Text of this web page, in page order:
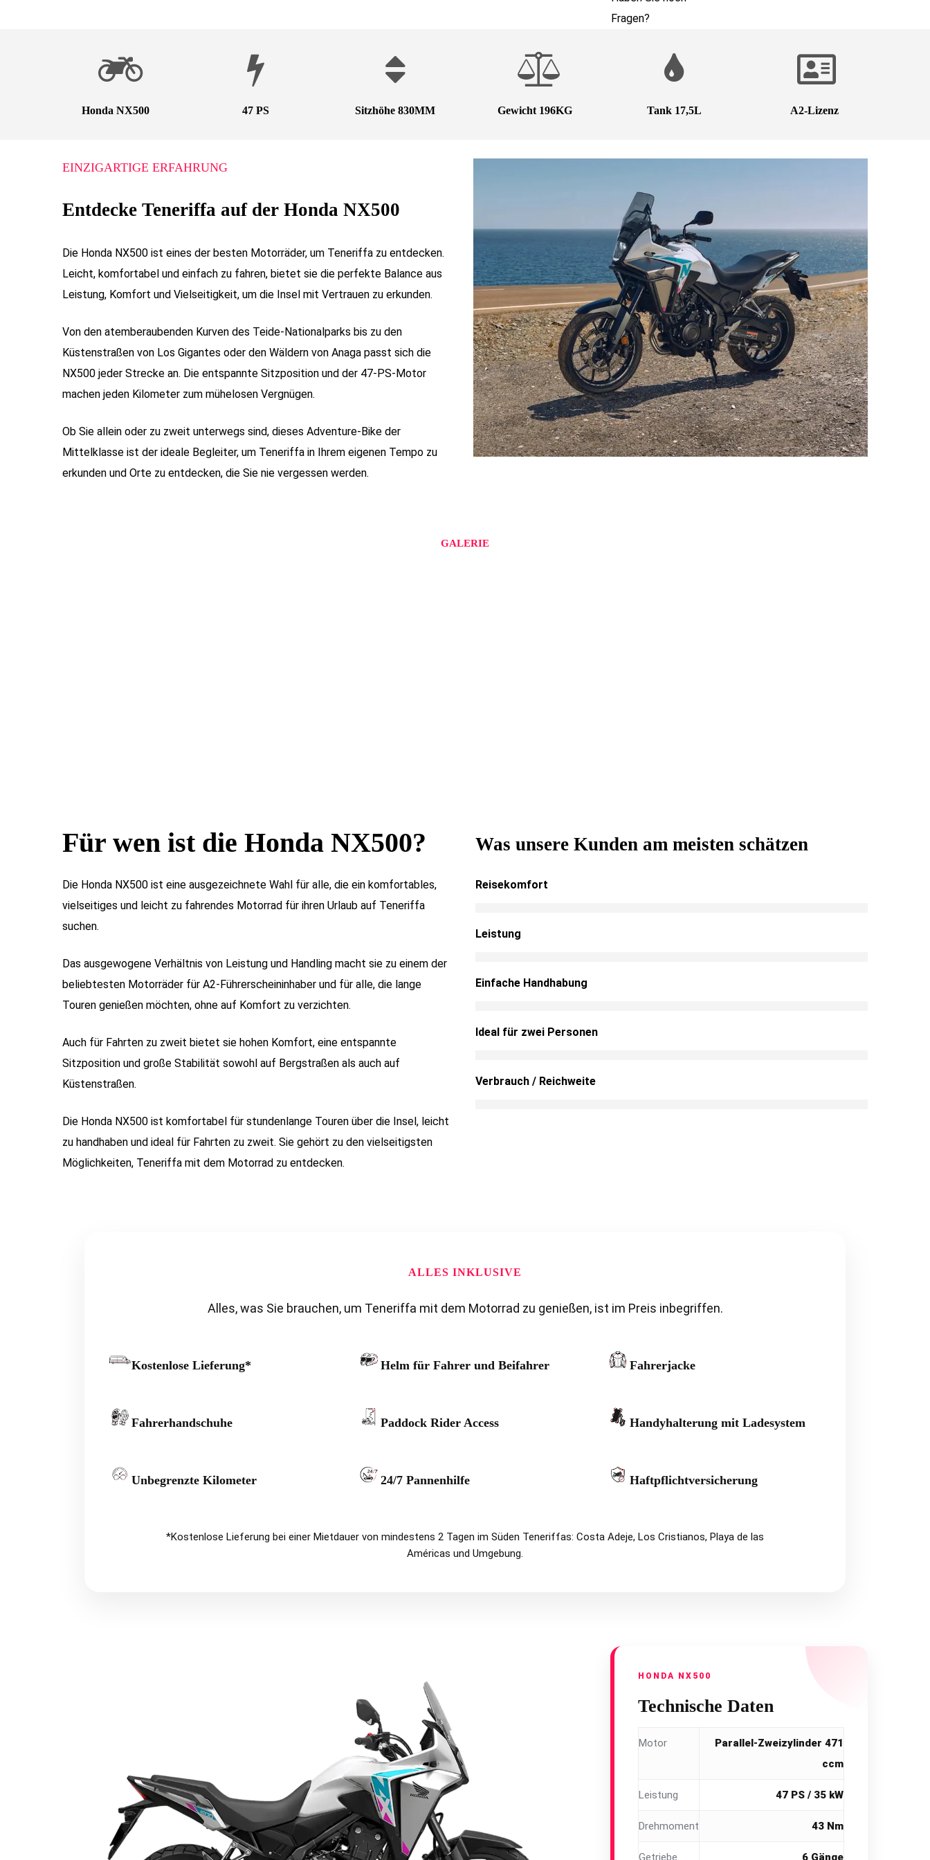
Fragen?
Honda NX500 47 PS Sitzhöhe 830MM Gewicht 196KG Tank 17,5L A2-Lizenz
EINZIGARTIGE ERFAHRUNG
Entdecke Teneriffa auf der Honda NX500
Die Honda NX500 ist eines der besten Motorräder, um Teneriffa zu entdecken.
Leicht, komfortabel und einfach zu fahren, bietet sie die perfekte Balance aus
Leistung, Komfort und Vielseitigkeit, um die Insel mit Vertrauen zu erkunden.
Von den atemberaubenden Kurven des Teide-Nationalparks bis zu den
Küstenstraßen von Los Gigantes oder den Wäldern von Anaga passt sich die
NX500 jeder Strecke an. Die entspannte Sitzposition und der 47-PS-Motor
machen jeden Kilometer zum mühelosen Vergnügen.
Ob Sie allein oder zu zweit unterwegs sind, dieses Adventure-Bike der
Mittelklasse ist der ideale Begleiter, um Teneriffa in Ihrem eigenen Tempo zu
erkunden und Orte zu entdecken, die Sie nie vergessen werden.
GALERIE
Für wen ist die Honda NX500?
Die Honda NX500 ist eine ausgezeichnete Wahl für alle, die ein komfortables,
vielseitiges und leicht zu fahrendes Motorrad für ihren Urlaub auf Teneriffa
suchen.
Das ausgewogene Verhältnis von Leistung und Handling macht sie zu einem der
beliebtesten Motorräder für A2-Führerscheininhaber und für alle, die lange
Touren genießen möchten, ohne auf Komfort zu verzichten.
Auch für Fahrten zu zweit bietet sie hohen Komfort, eine entspannte
Sitzposition und große Stabilität sowohl auf Bergstraßen als auch auf
Küstenstraßen.
Die Honda NX500 ist komfortabel für stundenlange Touren über die Insel, leicht
zu handhaben und ideal für Fahrten zu zweit. Sie gehört zu den vielseitigsten
Möglichkeiten, Teneriffa mit dem Motorrad zu entdecken.
Was unsere Kunden am meisten schätzen
Reisekomfort
Leistung
Einfache Handhabung
Ideal für zwei Personen
Verbrauch / Reichweite
ALLES INKLUSIVE
Alles, was Sie brauchen, um Teneriffa mit dem Motorrad zu genießen, ist im Preis inbegriffen.
Kostenlose Lieferung* Helm für Fahrer und Beifahrer Fahrerjacke
Fahrerhandschuhe Paddock Rider Access Handyhalterung mit Ladesystem
Unbegrenzte Kilometer 24/7 Pannenhilfe Haftpflichtversicherung
*Kostenlose Lieferung bei einer Mietdauer von mindestens 2 Tagen im Süden Teneriffas: Costa Adeje, Los Cristianos, Playa de las
Américas und Umgebung.
HONDA NX500
Technische Daten
Motor
Parallel-Zweizylinder 471
ccm
Leistung 47 PS / 35 kW
Drehmoment 43 Nm
Getriebe 6 Gänge